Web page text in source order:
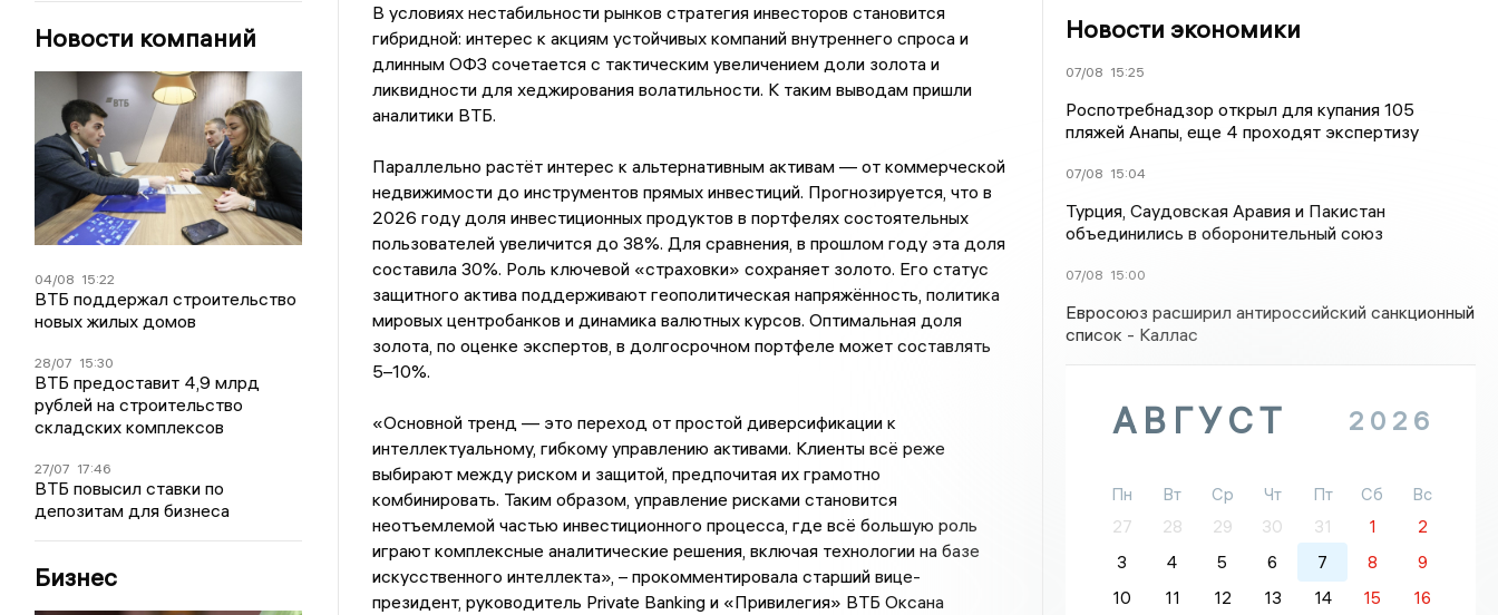
Новости компаний
04/08 15:22
ВТБ поддержал строительство
новых жилых домов
28/07 15:30
ВТБ предоставит 4,9 млрд
рублей на строительство
складских комплексов
27/07 17:46
ВТБ повысил ставки по
депозитам для бизнеса
Бизнес
В условиях нестабильности рынков стратегия инвесторов становится
гибридной: интерес к акциям устойчивых компаний внутреннего спроса и
длинным ОФЗ сочетается с тактическим увеличением доли золота и
ликвидности для хеджирования волатильности. К таким выводам пришли
аналитики ВТБ.
Параллельно растёт интерес к альтернативным активам — от коммерческой
недвижимости до инструментов прямых инвестиций. Прогнозируется, что в
2026 году доля инвестиционных продуктов в портфелях состоятельных
пользователей увеличится до 38%. Для сравнения, в прошлом году эта доля
составила 30%. Роль ключевой «страховки» сохраняет золото. Его статус
защитного актива поддерживают геополитическая напряжённость, политика
мировых центробанков и динамика валютных курсов. Оптимальная доля
золота, по оценке экспертов, в долгосрочном портфеле может составлять
5–10%.
«Основной тренд — это переход от простой диверсификации к
интеллектуальному, гибкому управлению активами. Клиенты всё реже
выбирают между риском и защитой, предпочитая их грамотно
комбинировать. Таким образом, управление рисками становится
неотъемлемой частью инвестиционного процесса, где всё большую роль
играют комплексные аналитические решения, включая технологии на базе
искусственного интеллекта», – прокомментировала старший вице-
президент, руководитель Private Banking и «Привилегия» ВТБ Оксана
Новости экономики
07/08 15:25
Роспотребнадзор открыл для купания 105
пляжей Анапы, еще 4 проходят экспертизу
07/08 15:04
Турция, Саудовская Аравия и Пакистан
объединились в оборонительный союз
07/08 15:00
Евросоюз расширил антироссийский санкционный
список - Каллас
АВГУСТ 2026
Пн Вт Ср Чт Пт Сб
Вс
27
28 29 30 31 1
2
3
4 5 6 7 8
9
10
11 12 13 14 15
16